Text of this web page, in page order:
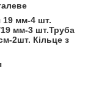
19 мм-4 шт.
мм-3 шт.Труба
2шт. Кільце з